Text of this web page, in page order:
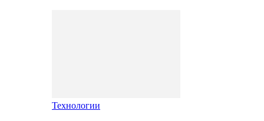
Технологии